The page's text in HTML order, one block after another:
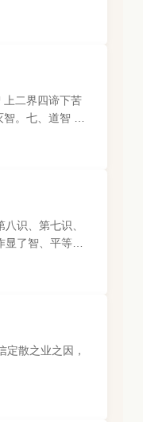
上二界四谛下苦
。七、道智 观
识、第七识、
显了智、平等
散之业之因，